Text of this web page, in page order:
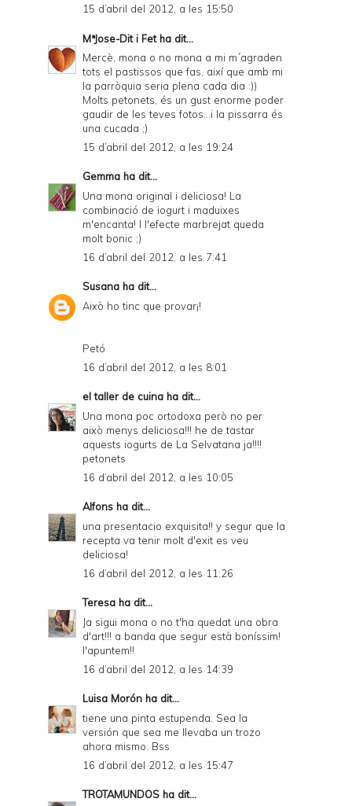
15 d’abril del 2012, a les 15:50
MªJose-Dit i Fetha dit...
Mercè, mona o no mona a mi m´agraden
tots el pastissos que fas, així que amb mi
la parròquia seria plena cada dia :))
Molts petonets, és un gust enorme poder
gaudir de les teves fotos...i la pissarra és
una cucada ;)
15 d’abril del 2012, a les 19:24
Gemma ha dit...
Una mona original i deliciosa! La
combinació de iogurt i maduixes
m'encanta! I l'efecte marbrejat queda
molt bonic ;)
16 d’abril del 2012, a les 7:41
Susana ha dit...
Això ho tinc que provar¡!
Petó
16 d’abril del 2012, a les 8:01
el taller de cuina ha dit...
Una mona poc ortodoxa però no per
això menys deliciosa!!! he de tastar
aquests iogurts de La Selvatana ja!!!!
petonets
16 d’abril del 2012, a les 10:05
Alfons ha dit...
una presentacio exquisita!! y segur que la
recepta va tenir molt d'exit es veu
deliciosa!
16 d’abril del 2012, a les 11:26
Teresa ha dit...
Ja sigui mona o no t'ha quedat una obra
d'art!!! a banda que segur està boníssim!
l'apuntem!!
16 d’abril del 2012, a les 14:39
Luisa Morón ha dit...
tiene una pinta estupenda. Sea la
versión que sea me llevaba un trozo
ahora mismo. Bss
16 d’abril del 2012, a les 15:47
TROTAMUNDOS ha dit...